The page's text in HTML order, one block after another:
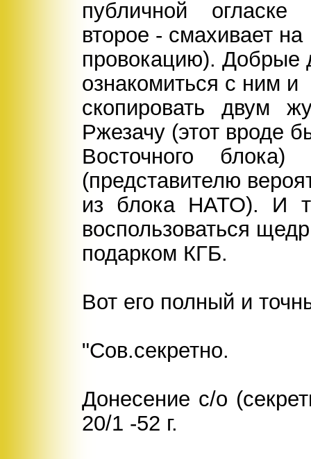
публичной
второе - смахивает на
провокацию). Добрые
ознакомиться с ним и
скопировать двум
Ржезачу (этот вроде
Восточного
(представителю
из блока НАТО). И
воспользоваться
подарком КГБ.
Вот его полный и
"Сов.секретно.
Донесение с/о
20/1 -52 г.